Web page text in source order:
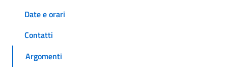
Date e orari
Contatti
Argomenti